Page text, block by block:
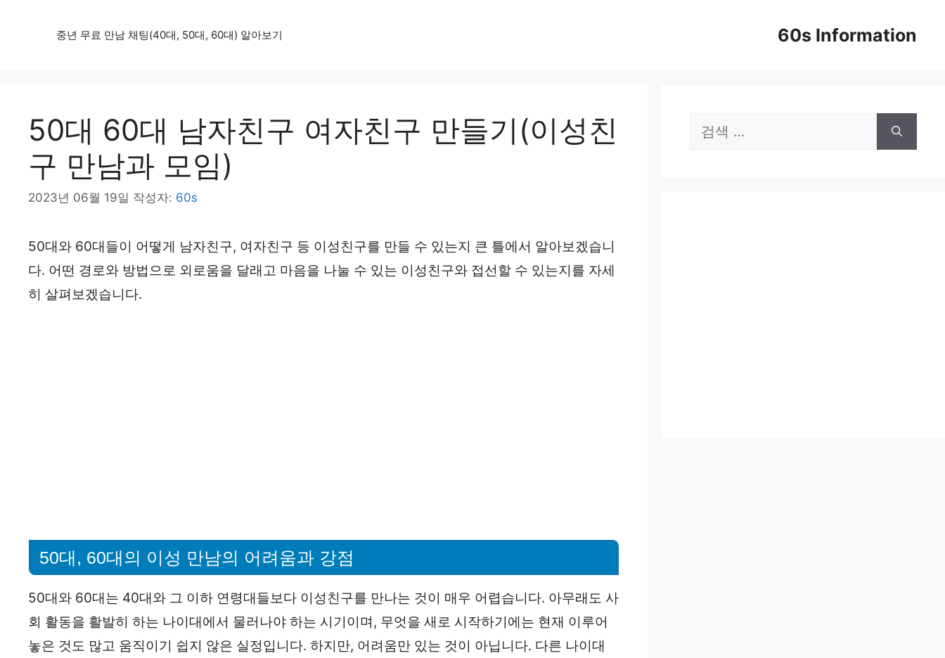
60s Information
중년 무료 만남 채팅(40대, 50대, 60대) 알아보기
50대 60대 남자친구 여자친구 만들기(이성친
구 만남과 모임)
2023년 06월 19일 작성자: 60s
50대와 60대들이 어떻게 남자친구, 여자친구 등 이성친구를 만들 수 있는지 큰 틀에서 알아보겠습니
다. 어떤 경로와 방법으로 외로움을 달래고 마음을 나눌 수 있는 이성친구와 접선할 수 있는지를 자세
히 살펴보겠습니다.
50대, 60대의 이성 만남의 어려움과 강점
50대와 60대는 40대와 그 이하 연령대들보다 이성친구를 만나는 것이 매우 어렵습니다. 아무래도 사
회 활동을 활발히 하는 나이대에서 물러나야 하는 시기이며, 무엇을 새로 시작하기에는 현재 이루어
놓은 것도 많고 움직이기 쉽지 않은 실정입니다. 하지만, 어려움만 있는 것이 아닙니다. 다른 나이대
검